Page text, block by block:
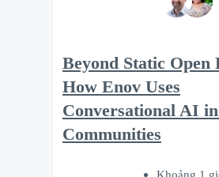
Beyond Static Open
How Enov Uses
Conversational AI
Communities
Khoảng 1